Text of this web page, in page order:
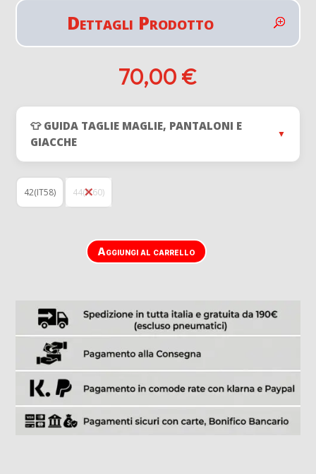
Dettagli Prodotto
70,00 €
👕 GUIDA TAGLIE MAGLIE, PANTALONI E
GIACCHE
▼
42(IT58) 44(IT60)
Aggiungi al carrello